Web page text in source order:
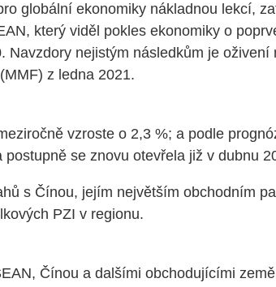
globální ekonomiky nákladnou lekcí,
který viděl pokles ekonomiky o
Navzdory nejistým následkům je
z ledna 2021.
vzroste o 2,3 %; a podle
se znovu otevřela již v dubnu
s Čínou, jejím největším obchodním
PZI v regionu.
Čínou a dalšími obchodujícími